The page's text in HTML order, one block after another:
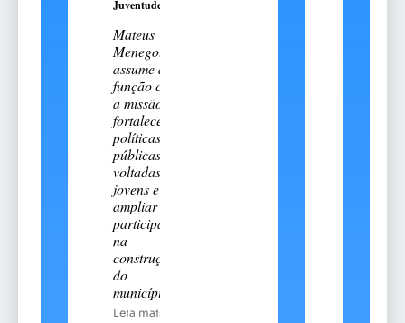
Juventude
Mateus
Menegotto
assume a
função com
a missão de
fortalecer
políticas
públicas
voltadas aos
jovens e
ampliar sua
participação
na
construção
do
município
Leia mais